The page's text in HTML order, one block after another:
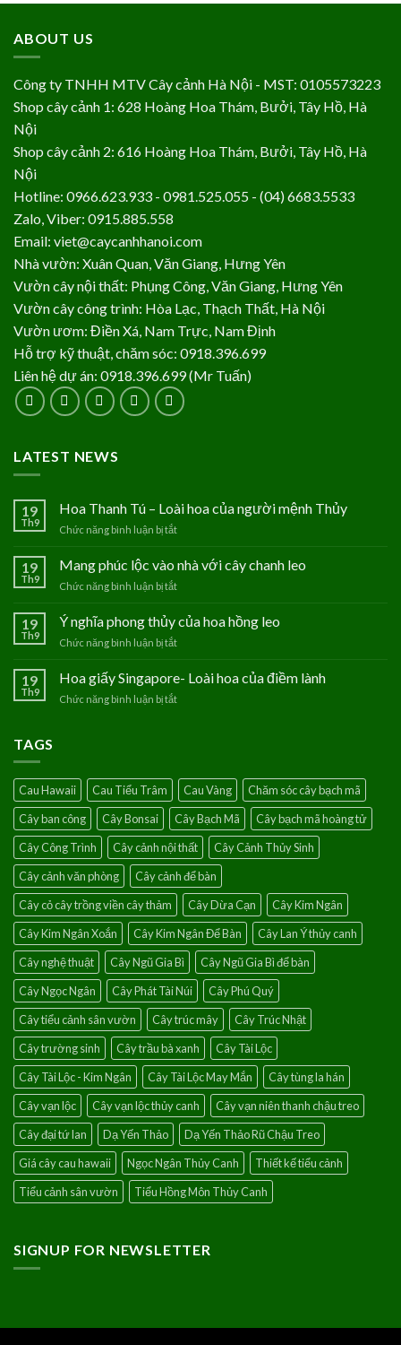
ABOUT US
Công ty TNHH MTV Cây cảnh Hà Nội - MST: 0105573223
Shop cây cảnh 1: 628 Hoàng Hoa Thám, Bưởi, Tây Hồ, Hà
Nội
Shop cây cảnh 2: 616 Hoàng Hoa Thám, Bưởi, Tây Hồ, Hà
Nội
Hotline: 0966.623.933 - 0981.525.055 - (04) 6683.5533
Zalo, Viber: 0915.885.558
Email: viet@caycanhhanoi.com
Nhà vườn: Xuân Quan, Văn Giang, Hưng Yên
Vườn cây nội thất: Phụng Công, Văn Giang, Hưng Yên
Vườn cây công trình: Hòa Lạc, Thạch Thất, Hà Nội
Vườn ươm: Điền Xá, Nam Trực, Nam Định
Hỗ trợ kỹ thuật, chăm sóc: 0918.396.699
Liên hệ dự án: 0918.396.699 (Mr Tuấn)
LATEST NEWS
19
Th9
Hoa Thanh Tú – Loài hoa của người mệnh Thủy
Chức năng bình luận bị tắt
Thanh
hoa
Thủy
19
Th9
Mang phúc lộc vào nhà với cây chanh leo
Chức năng bình luận bị tắt
phúc
với
19
Th9
Ý nghĩa phong thủy của hoa hồng leo
Chức năng bình luận bị tắt
nghĩa
19
Th9
Hoa giấy Singapore- Loài hoa của điềm lành
Chức năng bình luận bị tắt
của
điềm
lành
TAGS
Cau Hawaii Cau Tiểu Trâm Cau Vàng
Chăm sóc cây bạch mã
Cây ban công
Cây Bonsai Cây Bạch Mã
Cây bạch mã hoàng tử
Cây Công Trình
Cây cảnh nội thất
Cây Cảnh Thủy Sinh
Cây cảnh văn phòng
Cây cảnh để bàn
Cây cỏ cây trồng viền cây thảm
Cây Dừa Cạn
Cây Kim Ngân
Cây Kim Ngân Xoắn
Cây Kim Ngân Để Bàn
Cây Lan Ý thủy canh
Cây nghệ thuật
Cây Ngũ Gia Bì
Cây Ngũ Gia Bì để bàn
Cây Ngọc Ngân
Cây Phát Tài Núi
Cây Phú Quý
Cây tiểu cảnh sân vườn
Cây trúc mây
Cây Trúc Nhật
Cây trường sinh
Cây trầu bà xanh
Cây Tài Lộc
Cây Tài Lộc - Kim Ngân
Cây Tài Lộc May Mắn
Cây tùng la hán
Cây vạn lộc
Cây vạn lộc thủy canh
Cây vạn niên thanh chậu treo
Cây đại tứ lan
Dạ Yến Thảo
Dạ Yến Thảo Rũ Chậu Treo
Giá cây cau hawaii
Ngọc Ngân Thủy Canh
Thiết kế tiểu cảnh
Tiểu cảnh sân vườn
Tiểu Hồng Môn Thủy Canh
SIGNUP FOR NEWSLETTER